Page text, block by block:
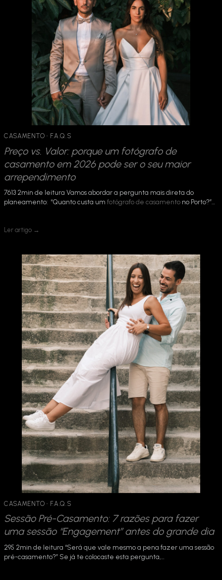
CASAMENTO · F.A.Q.S
Preço vs. Valor: porque um fotógrafo de
casamento em 2026 pode ser o seu maior
arrependimento
7613 2min de leitura Vamos abordar a pergunta mais direta do
planeamento: “Quanto custa um fotógrafo de casamento no Porto?”…
Ler artigo →
CASAMENTO · F.A.Q.S
Sessão Pré-Casamento: 7 razões para fazer
uma sessão “Engagement” antes do grande dia
295 2min de leitura “Será que vale mesmo a pena fazer uma sessão
pré-casamento?” Se já te colocaste esta pergunta,…